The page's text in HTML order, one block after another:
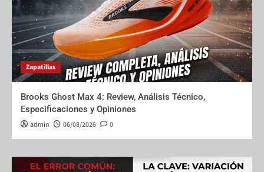
Zapatillas
Brooks Ghost Max 4: Review, Análisis Técnico,
Especificaciones y Opiniones
admin 06/08/2026 0